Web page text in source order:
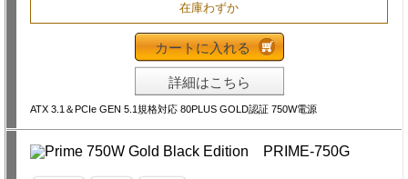
在庫わずか
カートに入れる
詳細はこちら
ATX 3.1＆PCIe GEN 5.1規格対応 80PLUS GOLD認証 750W電源